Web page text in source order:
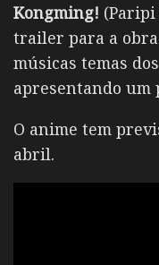
Kongming!
trailer para a
músicas temas
apresentando um
O anime tem
abril.